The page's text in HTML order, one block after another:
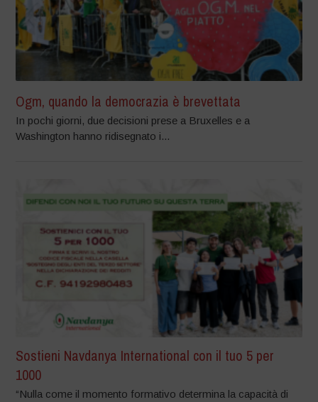
Ogm, quando la democrazia è brevettata
In pochi giorni, due decisioni prese a Bruxelles e a
Washington hanno ridisegnato i...
Sostieni Navdanya International con il tuo 5 per
1000
“Nulla come il momento formativo determina la capacità di